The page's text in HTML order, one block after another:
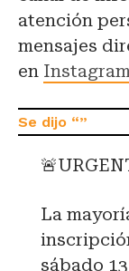
atención
mensajes
en
La
sábado